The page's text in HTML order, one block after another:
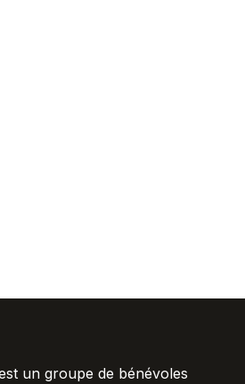
un groupe de bénévoles